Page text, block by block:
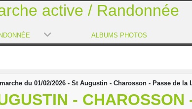
active / Randonnée
ALBUMS PHOTOS
marche du 01/02/2026 - St Augustin - Charosson - Passe de la
-